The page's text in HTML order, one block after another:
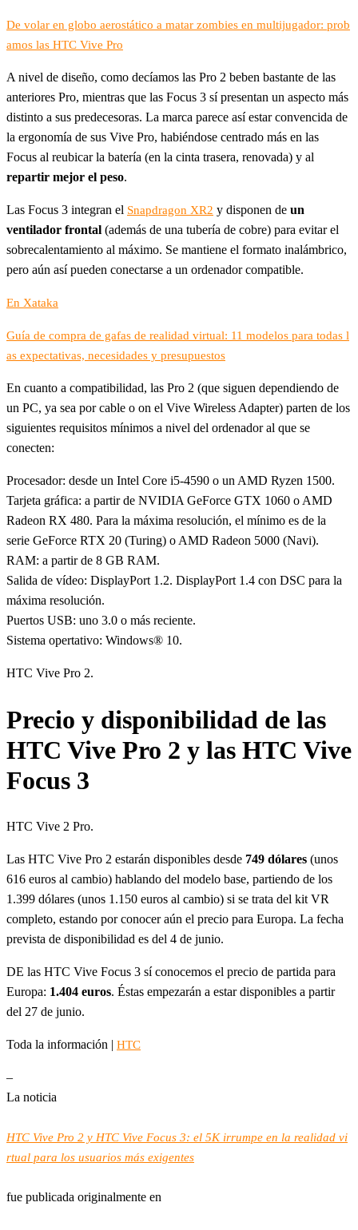
De volar en globo aerostático a matar zombies en multijugador: prob
amos las HTC Vive Pro
A nivel de diseño, como decíamos las Pro 2 beben bastante de las
anteriores Pro, mientras que las Focus 3 sí presentan un aspecto más
distinto a sus predecesoras. La marca parece así estar convencida de
la ergonomía de sus Vive Pro, habiéndose centrado más en las
Focus al reubicar la batería (en la cinta trasera, renovada) y al
repartir mejor el peso.
Las Focus 3 integran el Snapdragon XR2 y disponen de un
ventilador frontal (además de una tubería de cobre) para evitar el
sobrecalentamiento al máximo. Se mantiene el formato inalámbrico,
pero aún así pueden conectarse a un ordenador compatible.
En Xataka
Guía de compra de gafas de realidad virtual: 11 modelos para todas l
as expectativas, necesidades y presupuestos
En cuanto a compatibilidad, las Pro 2 (que siguen dependiendo de
un PC, ya sea por cable o on el Vive Wireless Adapter) parten de los
siguientes requisitos mínimos a nivel del ordenador al que se
conecten:
Procesador: desde un Intel Core i5-4590 o un AMD Ryzen 1500.
Tarjeta gráfica: a partir de NVIDIA GeForce GTX 1060 o AMD
Radeon RX 480. Para la máxima resolución, el mínimo es de la
serie GeForce RTX 20 (Turing) o AMD Radeon 5000 (Navi).
RAM: a partir de 8 GB RAM.
Salida de vídeo: DisplayPort 1.2. DisplayPort 1.4 con DSC para la
máxima resolución.
Puertos USB: uno 3.0 o más reciente.
Sistema opertativo: Windows® 10.
HTC Vive Pro 2.
Precio y disponibilidad de las
HTC Vive Pro 2 y las HTC Vive
Focus 3
HTC Vive 2 Pro.
Las HTC Vive Pro 2 estarán disponibles desde 749 dólares (unos
616 euros al cambio) hablando del modelo base, partiendo de los
1.399 dólares (unos 1.150 euros al cambio) si se trata del kit VR
completo, estando por conocer aún el precio para Europa. La fecha
prevista de disponibilidad es del 4 de junio.
DE las HTC Vive Focus 3 sí conocemos el precio de partida para
Europa: 1.404 euros. Éstas empezarán a estar disponibles a partir
del 27 de junio.
Toda la información | HTC
–
La noticia
HTC Vive Pro 2 y HTC Vive Focus 3: el 5K irrumpe en la realidad vi
rtual para los usuarios más exigentes
fue publicada originalmente en